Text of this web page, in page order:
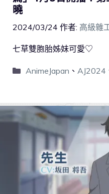
曉
2024/03/24 作者: 高級雜
七草雙胞胎姊妹可愛♡
AnimeJapan 、 AJ2024